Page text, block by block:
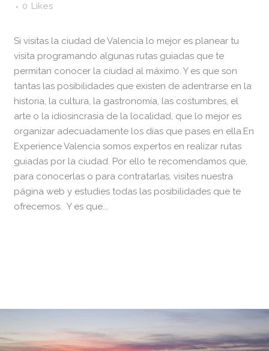
0 Likes
Si visitas la ciudad de Valencia lo mejor es planear tu
visita programando algunas rutas guiadas que te
permitan conocer la ciudad al máximo. Y es que son
tantas las posibilidades que existen de adentrarse en la
historia, la cultura, la gastronomía, las costumbres, el
arte o la idiosincrasia de la localidad, que lo mejor es
organizar adecuadamente los días que pases en ella.En
Experience Valencia somos expertos en realizar rutas
guiadas por la ciudad. Por ello te recomendamos que,
para conocerlas o para contratarlas, visites nuestra
página web y estudies todas las posibilidades que te
ofrecemos. Y es que...